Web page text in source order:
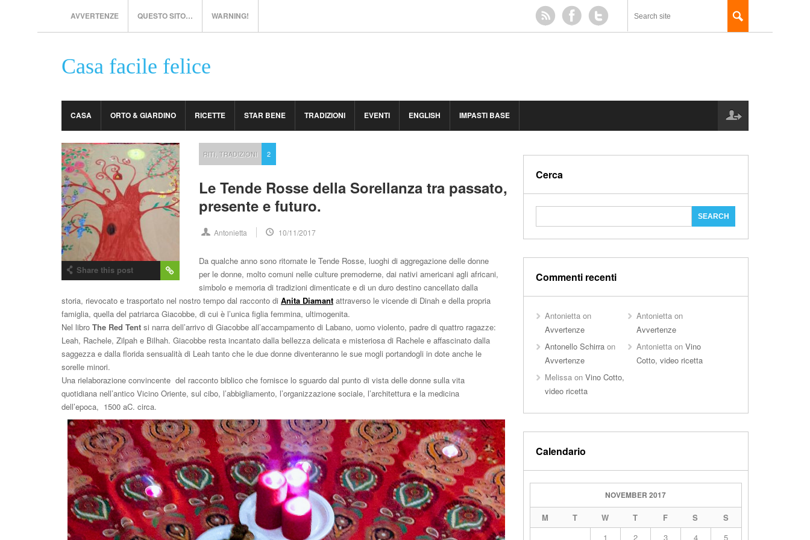
AVVERTENZE QUESTO SITO… WARNING!
Casa facile felice
CASA ORTO & GIARDINO RICETTE STAR BENE TRADIZIONI EVENTI ENGLISH IMPASTI BASE
Share this post
RITI TRADIZIONI 2
Le Tende Rosse della Sorellanza tra passato,
presente e futuro.
Antonietta 10/11/2017
Da qualche anno sono ritornate le Tende Rosse, luoghi di aggregazione delle donne
per le donne, molto comuni nelle culture premoderne, dai nativi americani agli africani,
simbolo e memoria di tradizioni dimenticate e di un duro destino cancellato dalla
storia, rievocato e trasportato nel nostro tempo dal racconto di Anita Diamant attraverso le vicende di Dinah e della propria
famiglia, quella del patriarca Giacobbe, di cui è l’unica figlia femmina, ultimogenita.
Nel libro The Red Tent si narra dell’arrivo di Giacobbe all’accampamento di Labano, uomo violento, padre di quattro ragazze:
Leah, Rachele, Zilpah e Bilhah. Giacobbe resta incantato dalla bellezza delicata e misteriosa di Rachele e affascinato dalla
saggezza e dalla florida sensualità di Leah tanto che le due donne diventeranno le sue mogli portandogli in dote anche le
sorelle minori.
Una rielaborazione convincente del racconto biblico che fornisce lo sguardo dal punto di vista delle donne sulla vita
quotidiana nell’antico Vicino Oriente, sul cibo, l’abbigliamento, l’organizzazione sociale, l’architettura e la medicina
dell’epoca, 1500 aC. circa.
Cerca
Commenti recenti
Antoniettaon
Avvertenze
Antonietta on
Avvertenze
Antonello Schirraon
Avvertenze
Antonietta onVino
Cotto, video ricetta
Melissaon Vino Cotto,
video ricetta
Calendario
NOVEMBER 2017
M T W T F S
S
1
2 3 4 5